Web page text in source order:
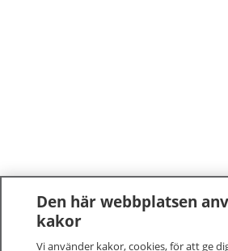
Den här webbplatsen
kakor
Vi använder kakor, cookies, för att ge